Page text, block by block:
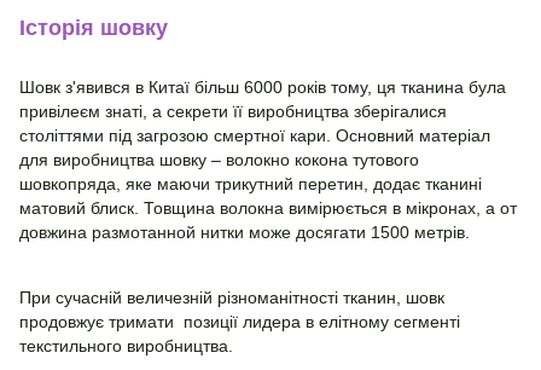
Історія шовку
Шовк з'явився в Китаї більш 6000 років тому, ця тканина була
привілеєм знаті, а секрети її виробництва зберігалися
століттями під загрозою смертної кари. Основний матеріал
для виробництва шовку – волокно кокона тутового
шовкопряда, яке маючи трикутний перетин, додає тканині
матовий блиск. Товщина волокна вимірюється в мікронах, а от
довжина размотанной нитки може досягати 1500 метрів.
При сучасній величезній різноманітності тканин, шовк
продовжує тримати позиції лидера в елітному сегменті
текстильного виробництва.